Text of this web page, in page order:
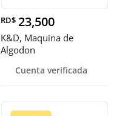
RD$ 23,500
K&D, Maquina de
Algodon
Cuenta verificada